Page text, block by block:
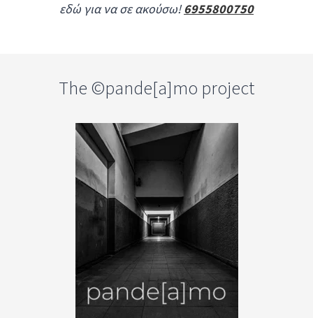
εδώ για να σε ακούσω!6955800750
The ©pande[a]mo project